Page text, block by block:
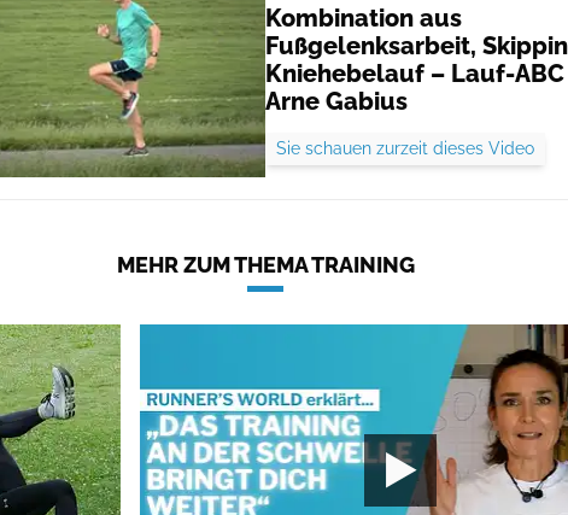
Kombination aus
Fußgelenksarbeit,
Kniehebelauf – Lauf-
Arne Gabius
Sie schauen zurzeit dieses Video
MEHR ZUM THEMA TRAINING